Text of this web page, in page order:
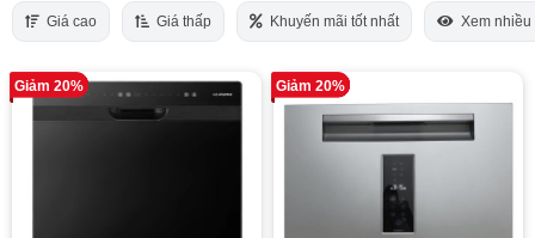
Giá cao Giá thấp Khuyến mãi tốt nhất Xem nhiều
Giảm 20% Giảm 20%